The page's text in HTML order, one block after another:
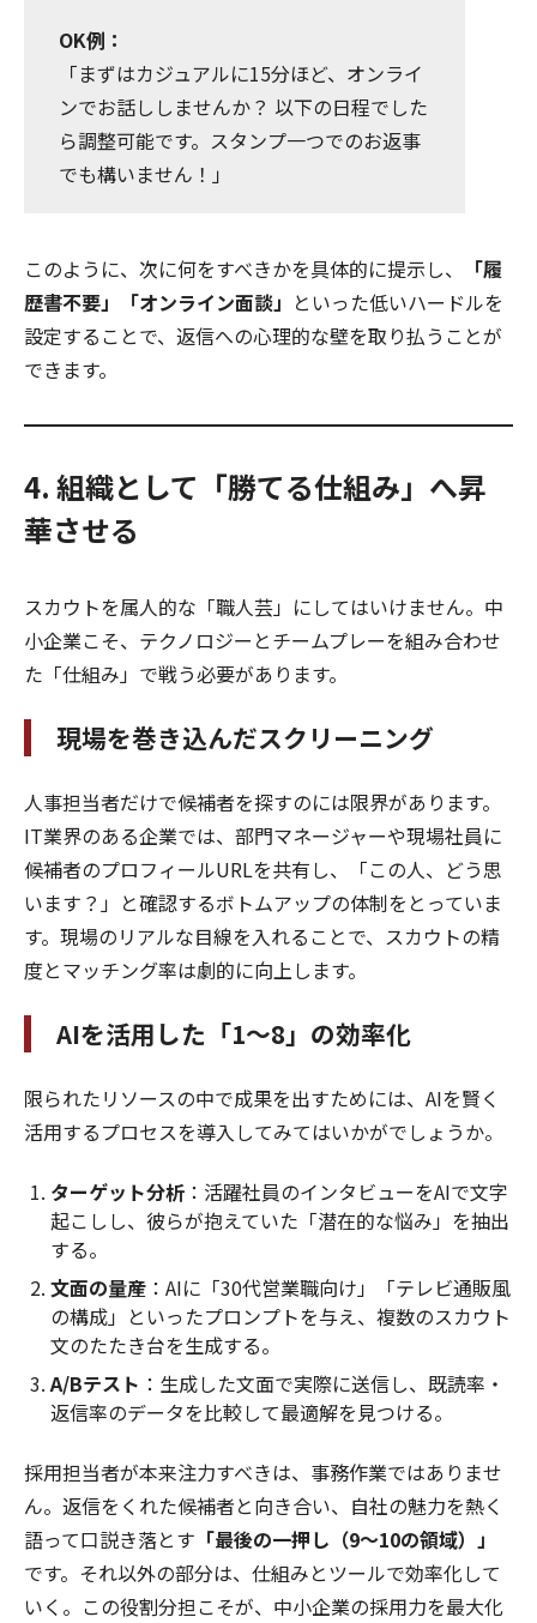
OK例：
「まずはカジュアルに15分ほど、オンライ
ンでお話ししませんか？ 以下の日程でした
ら調整可能です。スタンプ一つでのお返事
でも構いません！」
このように、次に何をすべきかを具体的に提示し、
「履
歴書不要」「オンライン面談」 といった低いハードルを
設定することで、返信への心理的な壁を取り払うことが
できます。
4. 組織として「勝てる仕組み」へ昇
華させる
スカウトを属人的な「職人芸」にしてはいけません。中
小企業こそ、テクノロジーとチームプレーを組み合わせ
た「仕組み」で戦う必要があります。
現場を巻き込んだスクリーニング
人事担当者だけで候補者を探すのには限界があります。
IT業界のある企業では、部門マネージャーや現場社員に
候補者のプロフィールURLを共有し、「この人、どう思
います？」と確認するボトムアップの体制をとっていま
す。現場のリアルな目線を入れることで、スカウトの精
度とマッチング率は劇的に向上します。
AIを活用した「1〜8」の効率化
限られたリソースの中で成果を出すためには、AIを賢く
活用するプロセスを導入してみてはいかがでしょうか。
ターゲット分析 ：活躍社員のインタビューをAIで文字
起こしし、彼らが抱えていた「潜在的な悩み」を抽出
する。
文面の量産 ：AIに「30代営業職向け」「テレビ通販風
の構成」といったプロンプトを与え、複数のスカウト
文のたたき台を生成する。
A/Bテスト ：生成した文面で実際に送信し、既読率・
返信率のデータを比較して最適解を見つける。
採用担当者が本来注力すべきは、事務作業ではありませ
ん。返信をくれた候補者と向き合い、自社の魅力を熱く
語って口説き落とす 「最後の一押し（9〜10の領域）」
です。それ以外の部分は、仕組みとツールで効率化して
いく。この役割分担こそが、中小企業の採用力を最大化